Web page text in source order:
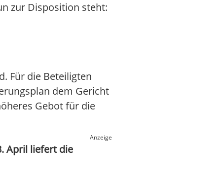
zur Disposition steht:
Für die Beteiligten
dem Gericht
Gebot für die
Anzeige
April liefert die